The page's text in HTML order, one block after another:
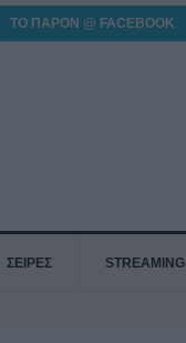
ΤΟ ΠΑΡΟΝ @ FACEBOOK
ΣΕΙΡΕΣ STREAMING